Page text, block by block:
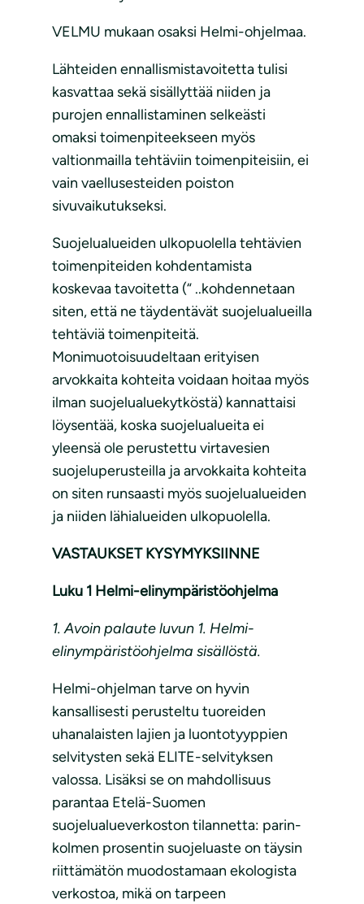
VELMU mukaan osaksi Helmi-ohjelmaa.
Lähteiden ennallismistavoitetta tulisi
kasvattaa sekä sisällyttää niiden ja
purojen ennallistaminen selkeästi
omaksi toimenpiteekseen myös
valtionmailla tehtäviin toimenpiteisiin, ei
vain vaellusesteiden poiston
sivuvaikutukseksi.
Suojelualueiden ulkopuolella tehtävien
toimenpiteiden kohdentamista
koskevaa tavoitetta (“ ..kohdennetaan
siten, että ne täydentävät suojelualueilla
tehtäviä toimenpiteitä.
Monimuotoisuudeltaan erityisen
arvokkaita kohteita voidaan hoitaa myös
ilman suojelualuekytköstä) kannattaisi
löysentää, koska suojelualueita ei
yleensä ole perustettu virtavesien
suojeluperusteilla ja arvokkaita kohteita
on siten runsaasti myös suojelualueiden
ja niiden lähialueiden ulkopuolella.
VASTAUKSET KYSYMYKSIINNE
Luku 1 Helmi-elinympäristöohjelma
1. Avoin palaute luvun 1. Helmi-
elinympäristöohjelma sisällöstä.
Helmi-ohjelman tarve on hyvin
kansallisesti perusteltu tuoreiden
uhanalaisten lajien ja luontotyyppien
selvitysten sekä ELITE-selvityksen
valossa. Lisäksi se on mahdollisuus
parantaa Etelä-Suomen
suojelualueverkoston tilannetta: parin-
kolmen prosentin suojeluaste on täysin
riittämätön muodostamaan ekologista
verkostoa, mikä on tarpeen